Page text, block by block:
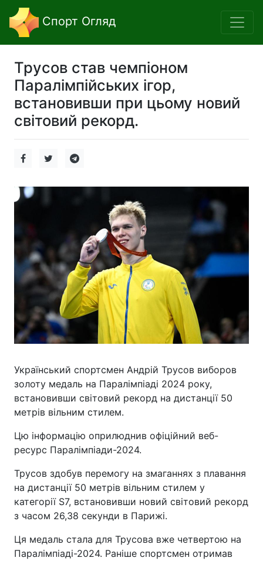
Спорт Огляд
Трусов став чемпіоном
Паралімпійських ігор,
встановивши при цьому новий
світовий рекорд.
Український спортсмен Андрій Трусов виборов
золоту медаль на Паралімпіаді 2024 року,
встановивши світовий рекорд на дистанції 50
метрів вільним стилем.
Цю інформацію оприлюднив офіційний веб-
ресурс Паралімпіади-2024.
Трусов здобув перемогу на змаганнях з плавання
на дистанції 50 метрів вільним стилем у
категорії S7, встановивши новий світовий рекорд
з часом 26,38 секунди в Парижі.
Ця медаль стала для Трусова вже четвертою на
Паралімпіаді-2024. Раніше спортсмен отримав